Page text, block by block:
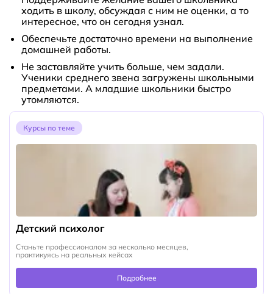
ходить в школу, обсуждая с ним не оценки, а то
интересное, что он сегодня узнал.
Обеспечьте достаточно времени на выполнение
домашней работы.
Не заставляйте учить больше, чем задали.
Ученики среднего звена загружены школьными
предметами. А младшие школьники быстро
утомляются.
Курсы по теме
Детский психолог
Станьте профессионалом за несколько месяцев,
практикуясь на реальных кейсах
Подробнее